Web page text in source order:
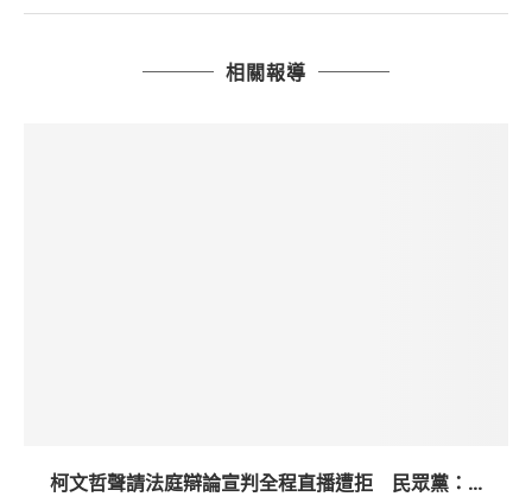
相關報導
柯文哲聲請法庭辯論宣判全程直播遭拒 民眾黨：...